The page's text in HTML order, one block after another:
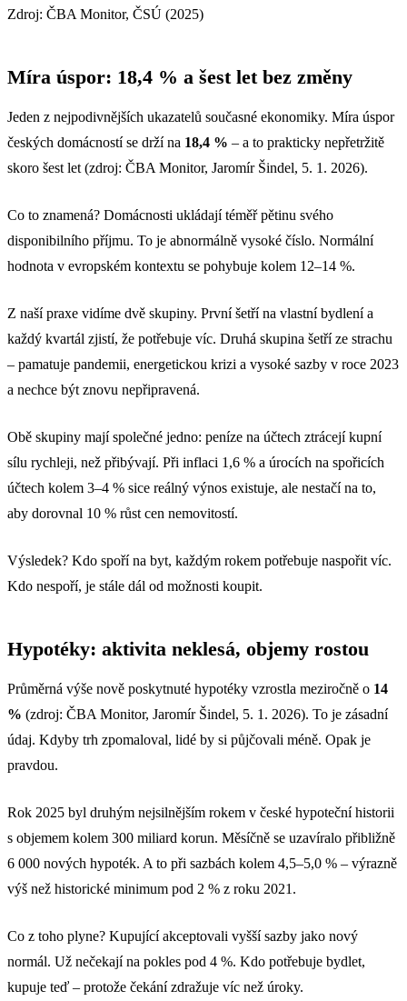
Zdroj: ČBA Monitor, ČSÚ (2025)
Míra úspor: 18,4 % a šest let bez změny
Jeden z nejpodivnějších ukazatelů současné ekonomiky. Míra úspor
českých domácností se drží na 18,4 % – a to prakticky nepřetržitě
skoro šest let (zdroj: ČBA Monitor, Jaromír Šindel, 5. 1. 2026).
Co to znamená? Domácnosti ukládají téměř pětinu svého
disponibilního příjmu. To je abnormálně vysoké číslo. Normální
hodnota v evropském kontextu se pohybuje kolem 12–14 %.
Z naší praxe vidíme dvě skupiny. První šetří na vlastní bydlení a
každý kvartál zjistí, že potřebuje víc. Druhá skupina šetří ze strachu
– pamatuje pandemii, energetickou krizi a vysoké sazby v roce 2023
a nechce být znovu nepřipravená.
Obě skupiny mají společné jedno: peníze na účtech ztrácejí kupní
sílu rychleji, než přibývají. Při inflaci 1,6 % a úrocích na spořicích
účtech kolem 3–4 % sice reálný výnos existuje, ale nestačí na to,
aby dorovnal 10 % růst cen nemovitostí.
Výsledek? Kdo spoří na byt, každým rokem potřebuje naspořit víc.
Kdo nespoří, je stále dál od možnosti koupit.
Hypotéky: aktivita neklesá, objemy rostou
Průměrná výše nově poskytnuté hypotéky vzrostla meziročně o 14
% (zdroj: ČBA Monitor, Jaromír Šindel, 5. 1. 2026). To je zásadní
údaj. Kdyby trh zpomaloval, lidé by si půjčovali méně. Opak je
pravdou.
Rok 2025 byl druhým nejsilnějším rokem v české hypoteční historii
s objemem kolem 300 miliard korun. Měsíčně se uzavíralo přibližně
6 000 nových hypoték. A to při sazbách kolem 4,5–5,0 % – výrazně
výš než historické minimum pod 2 % z roku 2021.
Co z toho plyne? Kupující akceptovali vyšší sazby jako nový
normál. Už nečekají na pokles pod 4 %. Kdo potřebuje bydlet,
kupuje teď – protože čekání zdražuje víc než úroky.